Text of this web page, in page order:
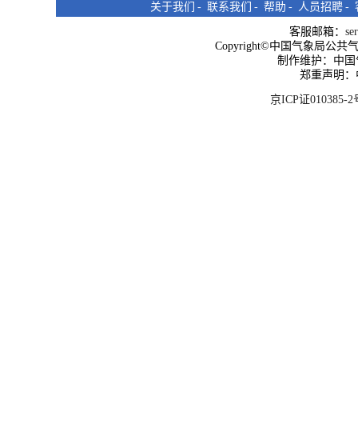
关于我们 - 联系我们 - 帮助 - 人员招聘 -
客服邮箱：
Copyright©中国气象局公共
制作维护：中
郑重声明
京ICP证010385-2